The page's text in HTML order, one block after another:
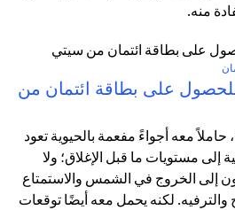
منه.
على بطاقة ائتمان من
معه أجواءً مفعمة بالحيوية تعود
إلى مستويات ما قبل الإغلاق؛ ولا
إلى الخروج في الشمس والاستمتاع
والترفيه. لكنه يحمل معه أيضًا توقعات